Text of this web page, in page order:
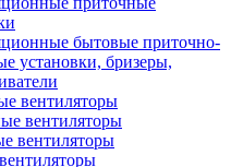
бытовые приточно-
установки, бризеры,
вентиляторы
вентиляторы
вентиляторы